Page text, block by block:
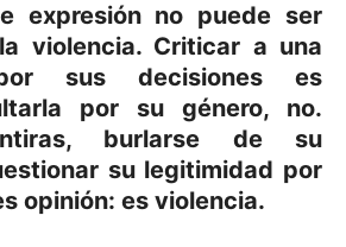
expresión no puede ser
violencia. Criticar a una
sus decisiones es
por su género, no.
burlarse de su
su legitimidad por
opinión: es violencia.